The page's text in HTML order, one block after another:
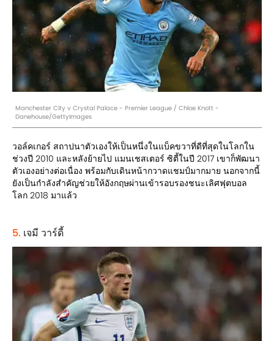
Manchester City v Crystal Palace - Premier League / Chloe Knott -
Danehouse/GettyImages
วอล์คเกอร์ สถาปนาตัวเองให้เป็นหนึ่งในแบ็คขวาที่ดีที่สุดในโลกใน
ช่วงปี 2010 และหลังย้ายไป แมนเชสเตอร์ ซิตี้ในปี 2017 เขาก็พัฒนา
ตัวเองอย่างต่อเนื่อง พร้อมกับเดินหน้ากวาดแชมป์มากมาย นอกจากนี้
ยังเป็นกำลังสำคัญช่วยให้อังกฤษผ่านเข้ารอบรองชนะเลิศฟุตบอล
โลก 2018 มาแล้ว
5. เจมี วาร์ดี้